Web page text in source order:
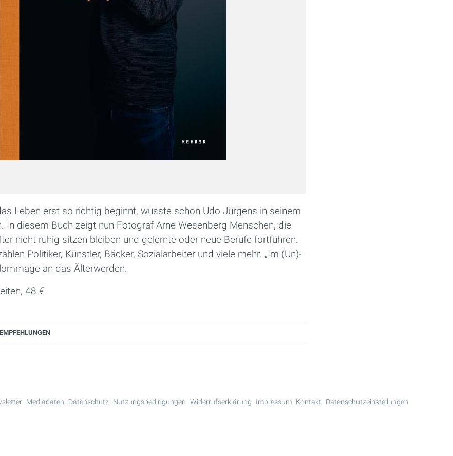
Leben erst so richtig beginnt, wusste schon Udo Jürgens in seinem
In diesem Buch zeigt nun Fotograf Arne Wesenberg Menschen, die
nicht ruhig sitzen bleiben und gelernte oder neue Berufe fortführen.
Politiker, Künstler, Bäcker, Sozialarbeiter und viele mehr. „Im (Un)-
an das Älterwerden.
48 €
Mediadaten Datenschutz Nutzungsbedingungen Widerrufserklärung Impressum Kontakt Datenschutzeinstellungen